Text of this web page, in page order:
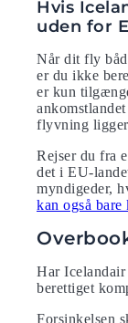
Hvis
uden for
Når dit fly
er du ikke
er kun
flyvning
Rejser du fra
det i EU-
myndigeder,
kan også
Har
berettiget
Forsinkelsen